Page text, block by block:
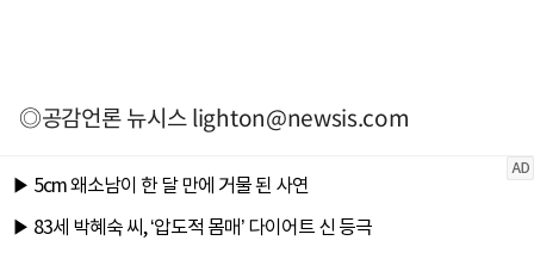
◎공감언론 뉴시스lighton@newsis.com